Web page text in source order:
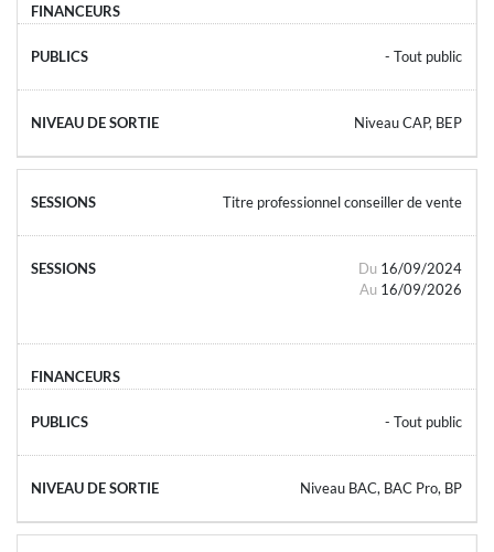
- Tout public
Niveau CAP, BEP
Titre professionnel conseiller de vente
Du 16/09/2024
Au 16/09/2026
- Tout public
Niveau BAC, BAC Pro, BP